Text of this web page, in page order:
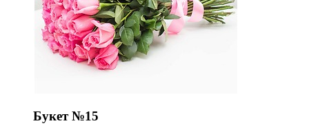
Букет №15